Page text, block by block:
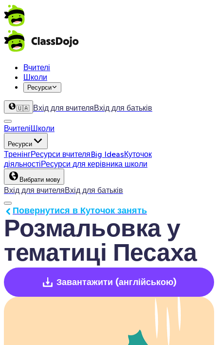
Вчителі
Школи
Ресурси
🇺🇦 Вхід для вчителяВхід для батьків
ВчителіШколи
Ресурси
ТренінгРесурси вчителяBig IdeasКуточок
діяльностіРесурси для керівника школи
Вибрати мову
Вхід для вчителяВхід для батьків
Розмальовка у
тематиці Песаха
Повернутися в Куточок занять
Завантажити (англійською)